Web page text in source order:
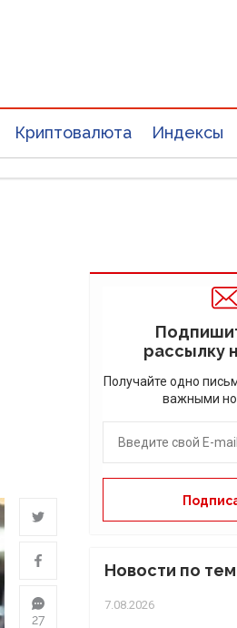
Криптовалюта Индексы
27
рассылку
Получайте одно
важными
Новости по
7.08.2026